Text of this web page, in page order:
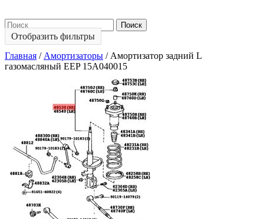
Поиск
Отобразить фильтры
Главная / Амортизаторы / Амортизатор задний L
газомасляный EEP 15A040015